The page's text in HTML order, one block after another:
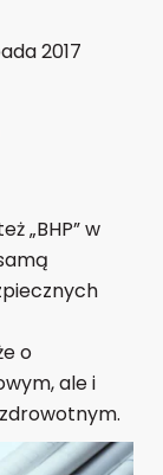
2017
„BHP” w
o
ale i